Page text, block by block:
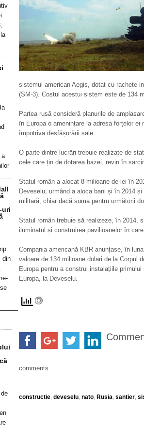
sistemul american Aegis, dotat cu rachete
(SM-3). Costul acestui sistem este de 134
Partea rusă consideră planurile de
în Europa o amenințare la adresa forțelor ei
împotriva desfășurării sale.
O parte dintre lucrări trebuie realizate de
cele care țin de dotarea bazei, revin în
Statul român a alocat 8 milioane de lei în
Deveselu, urmând a aloca bani și în 2014
militară, chiar dacă suma pentru următorii
Statul român trebuie să realizeze, în 2014,
iluminatul și construirea pavilioanelor în
Compania americană KBR anunțase, în
valoare de 134 milioane dolari de la Corpul
Europa pentru a construi instalațiile
Europa, la Deveselu.
comments
constructie, deveselu, nato, Rusia, santier,
a
uri
din